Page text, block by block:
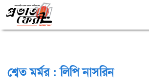
শ্বেত মর্মর : লিপি নাসরিন